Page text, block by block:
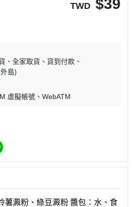
TWD $39
全家取貨
貨到付款
島)
虛擬帳號 WebATM
薯澱粉、綠豆澱粉 醬包：水、食